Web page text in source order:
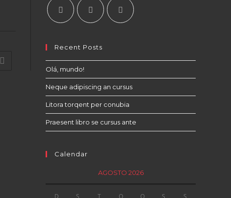
Go to the next page
Recent Posts
Olá, mundo!
Neque adipiscing an cursus
Litora torqent per conubia
Praesent libro se cursus ante
Calendar
AGOSTO 2026
D S T Q Q S S